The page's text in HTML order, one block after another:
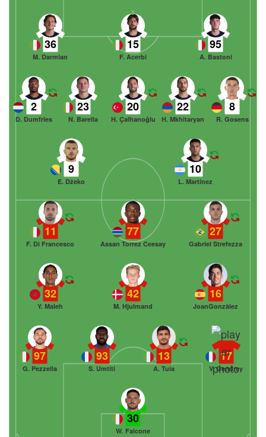
95
A. Bastoni
15
F. Acerbi
36
M. Darmian
8
R. Gosens
22
H. Mkhitaryan
20
H. Çalhanoğlu
23
N. Barella
2
D. Dumfries
10
L. Martínez
9
E. Džeko
30
W. Falcone
97
G. Pezzella
93
S. Umtiti
13
A. Tuia
17
V. Gendrey
32
Y. Maleh
42
M. Hjulmand
16
JoanGonzàlez
11
F. Di Francesco
77
Assan Torrez Ceesay
27
Gabriel Strefezza